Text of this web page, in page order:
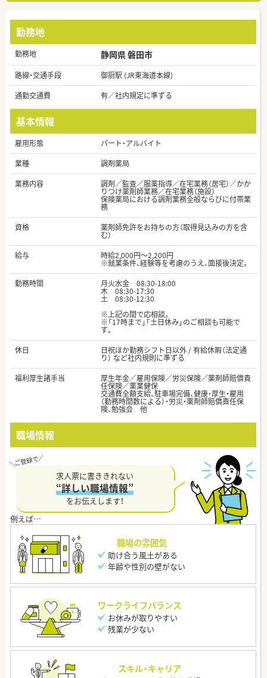
勤務地
勤務地 静岡県 磐田市
路線・交通手段
御厨駅 (JR東海道本線)
通勤交通費
有／社内規定に準ずる
基本情報
雇用形態
パート・アルバイト
業種
調剤薬局
業務内容
調剤／監査／服薬指導／在宅業務（居宅）／かか
りつけ薬剤師業務／在宅業務（施設）
保険薬局における調剤業務全般ならびに付帯業
務
資格
薬剤師免許をお持ちの方（取得見込みの方を含
む）
給与
時給2,000円～2,200円
※就業条件、経験等を考慮のうえ、面接後決定。
勤務時間
月火水金 08:30-18:00
木 08:30-17:30
土 08:30-12:30
※上記の間で応相談。
※「17時まで」「土日休み」のご相談も可能で
す。
休日
日祝ほか勤務シフト日以外 / 有給休暇（法定通
り） など社内規則に準ずる
福利厚生諸手当
厚生年金／雇用保険／労災保険／薬剤師賠償責
任保険／薬業健保
交通費全額支給、駐車場完備、健康・厚生・雇用
（勤務時間数による）・労災・薬剤師賠償責任保
険、勉強会 他
職場情報
求人票に書ききれない
“詳しい職場情報”
をお伝えします！
職場の雰囲気
助け合う風土がある
年齢や性別の壁がない
ワークライフバランス
お休みが取りやすい
残業が少ない
スキル・キャリア